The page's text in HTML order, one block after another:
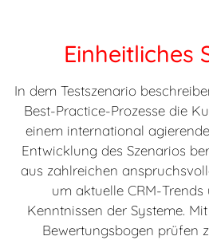
Einheitliches
In dem Testszenario
Best-Practice-Prozesse die
einem international
Entwicklung des Szenarios
aus zahlreichen
um aktuelle CRM-
Kenntnissen der Systeme.
Bewertungsbogen prüfen